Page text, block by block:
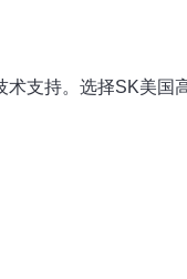
支持。选择SK美国